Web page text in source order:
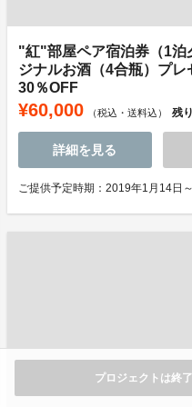
プロジェクトは終
"紅"部屋ペア宿泊券（1泊
ジナルお酒（4合瓶）プ
30％OFF
¥60,000 （税込・送料込） 残り
詳細を見る
ご提供予定時期：2019年1月14日～